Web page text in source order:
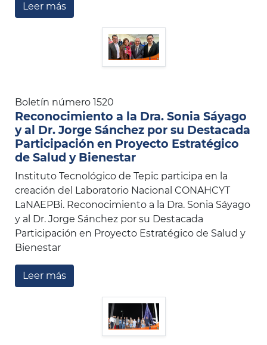
Leer más
Boletín número 1520
Reconocimiento a la Dra. Sonia Sáyago
y al Dr. Jorge Sánchez por su Destacada
Participación en Proyecto Estratégico
de Salud y Bienestar
Instituto Tecnológico de Tepic participa en la
creación del Laboratorio Nacional CONAHCYT
LaNAEPBi. Reconocimiento a la Dra. Sonia Sáyago
y al Dr. Jorge Sánchez por su Destacada
Participación en Proyecto Estratégico de Salud y
Bienestar
Leer más